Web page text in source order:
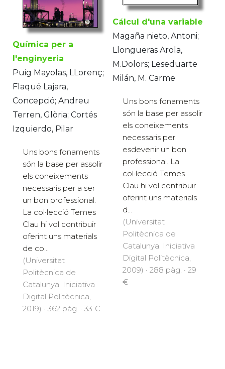
Química per a
l'enginyeria
Puig Mayolas, LLorenç;
Flaqué Lajara,
Concepció; Andreu
Terren, Glòria; Cortés
Izquierdo, Pilar
Uns bons fonaments
són la base per assolir
els coneixements
necessaris per a ser
un bon professional.
La col·lecció Temes
Clau hi vol contribuir
oferint uns materials
de co...
(Universitat
Politècnica de
Catalunya. Iniciativa
Digital Politècnica,
2019) · 362 pàg. · 33 €
Cálcul d'una variable
Magaña nieto, Antoni;
Llongueras Arola,
M.Dolors; Leseduarte
Milán, M. Carme
Uns bons fonaments
són la base per assolir
els coneixements
necessaris per
esdevenir un bon
professional. La
col·lecció Temes
Clau hi vol contribuir
oferint uns materials
d...
(Universitat
Politècnica de
Catalunya. Iniciativa
Digital Politècnica,
2009) · 288 pàg. · 29
€